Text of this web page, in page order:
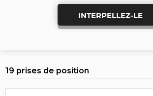
INTERPELLEZ-LE
19 prises de position